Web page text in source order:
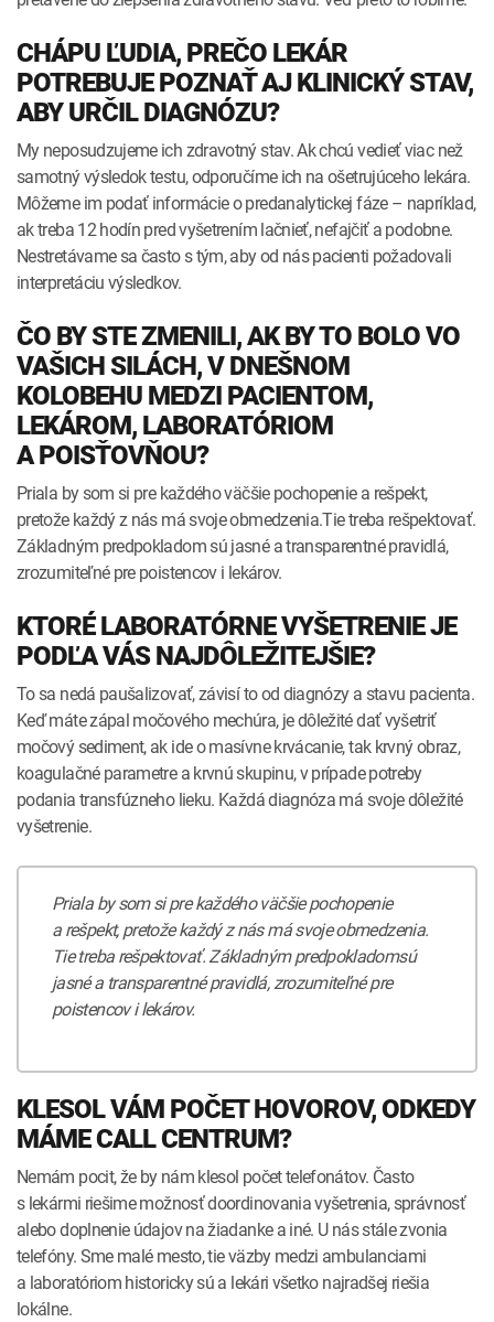
CHÁPU ĽUDIA, PREČO LEKÁR
POTREBUJE POZNAŤ AJ KLINICKÝ STAV,
ABY URČIL DIAGNÓZU?
My neposudzujeme ich zdravotný stav. Ak chcú vedieť viac než
samotný výsledok testu, odporučíme ich na ošetrujúceho lekára.
Môžeme im podať informácie o predanalytickej fáze – napríklad,
ak treba 12 hodín pred vyšetrením lačnieť, nefajčiť a podobne.
Nestretávame sa často s tým, aby od nás pacienti požadovali
interpretáciu výsledkov.
ČO BY STE ZMENILI, AK BY TO BOLO VO
VAŠICH SILÁCH, V DNEŠNOM
KOLOBEHU MEDZI PACIENTOM,
LEKÁROM, LABORATÓRIOM
A POISŤOVŇOU?
Priala by som si pre každého väčšie pochopenie a rešpekt,
pretože každý z nás má svoje obmedzenia.Tie treba rešpektovať.
Základným predpokladom sú jasné a transparentné pravidlá,
zrozumiteľné pre poistencov i lekárov.
KTORÉ LABORATÓRNE VYŠETRENIE JE
PODĽA VÁS NAJDÔLEŽITEJŠIE?
To sa nedá paušalizovať, závisí to od diagnózy a stavu pacienta.
Keď máte zápal močového mechúra, je dôležité dať vyšetriť
močový sediment, ak ide o masívne krvácanie, tak krvný obraz,
koagulačné parametre a krvnú skupinu, v prípade potreby
podania transfúzneho lieku. Každá diagnóza má svoje dôležité
vyšetrenie.
Priala by som si pre každého väčšie pochopenie
a rešpekt, pretože každý z nás má svoje obmedzenia.
Tie treba rešpektovať. Základným predpokladomsú
jasné a transparentné pravidlá, zrozumiteľné pre
poistencov i lekárov.
KLESOL VÁM POČET HOVOROV, ODKEDY
MÁME CALL CENTRUM?
Nemám pocit, že by nám klesol počet telefonátov. Často
s lekármi riešime možnosť doordinovania vyšetrenia, správnosť
alebo doplnenie údajov na žiadanke a iné. U nás stále zvonia
telefóny. Sme malé mesto, tie väzby medzi ambulanciami
a laboratóriom historicky sú a lekári všetko najradšej riešia
lokálne.